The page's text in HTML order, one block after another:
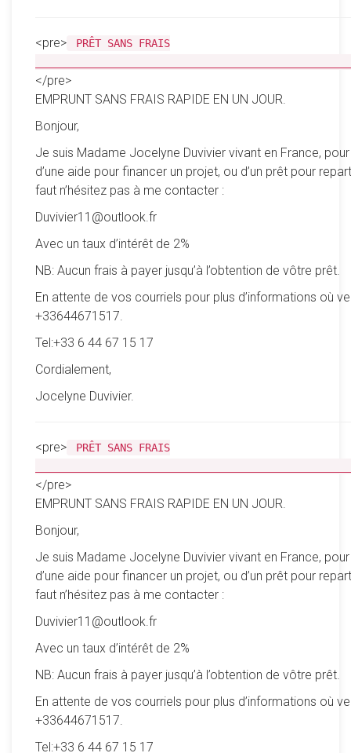
<pre>
PRÊT SANS FRAIS
</pre>
EMPRUNT SANS FRAIS RAPIDE EN UN JOUR.
Bonjour,
Je suis Madame Jocelyne Duvivier vivant en France,
d’une aide pour financer un projet, ou d’un prêt pour
faut n’hésitez pas à me contacter :
Duvivier11@outlook.fr
Avec un taux d’intérêt de 2%
NB: Aucun frais à payer jusqu’à l’obtention de vôtre prêt.
En attente de vos courriels pour plus d’informations où
+33644671517.
Tel:+33 6 44 67 15 17
Cordialement,
Jocelyne Duvivier.
<pre>
PRÊT SANS FRAIS
</pre>
EMPRUNT SANS FRAIS RAPIDE EN UN JOUR.
Bonjour,
Je suis Madame Jocelyne Duvivier vivant en France,
d’une aide pour financer un projet, ou d’un prêt pour
faut n’hésitez pas à me contacter :
Duvivier11@outlook.fr
Avec un taux d’intérêt de 2%
NB: Aucun frais à payer jusqu’à l’obtention de vôtre prêt.
En attente de vos courriels pour plus d’informations où
+33644671517.
Tel:+33 6 44 67 15 17